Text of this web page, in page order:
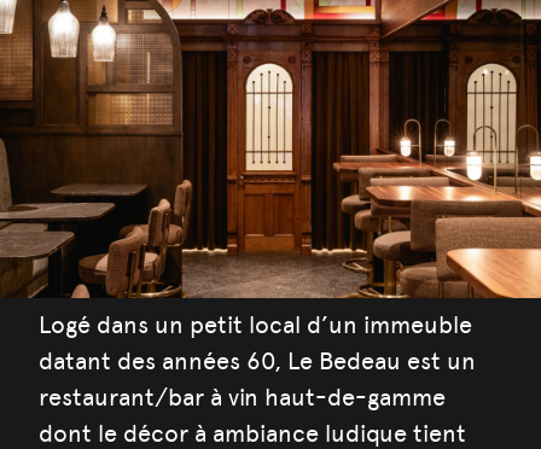
Logé dans un petit local d’un immeuble
datant des années 60, Le Bedeau est un
restaurant/bar à vin haut-de-gamme
dont le décor à ambiance ludique tient